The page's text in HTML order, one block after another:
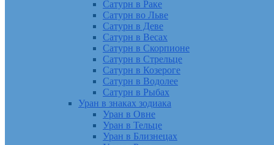
Сатурн в Раке
Сатурн во Льве
Сатурн в Деве
Сатурн в Весах
Сатурн в Скорпионе
Сатурн в Стрельце
Сатурн в Козероге
Сатурн в Водолее
Сатурн в Рыбах
Уран в знаках зодиака
Уран в Овне
Уран в Тельце
Уран в Близнецах